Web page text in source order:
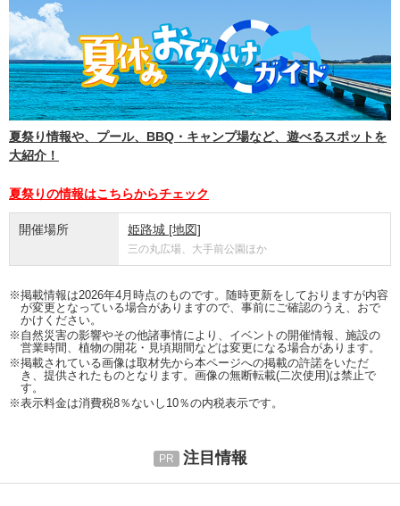
夏祭り情報や、プール、BBQ・キャンプ場など、遊べるスポットを
大紹介！
夏祭りの情報はこちらからチェック
開催場所 姫路城 [地図]
三の丸広場、大手前公園ほか
※掲載情報は2026年4月時点のものです。随時更新をしておりますが内容
が変更となっている場合がありますので、事前にご確認のうえ、おで
かけください。
※自然災害の影響やその他諸事情により、イベントの開催情報、施設の
営業時間、植物の開花・見頃期間などは変更になる場合があります。
※掲載されている画像は取材先から本ページへの掲載の許諾をいただ
き、提供されたものとなります。画像の無断転載(二次使用)は禁止で
す。
※表示料金は消費税8％ないし10％の内税表示です。
注目情報